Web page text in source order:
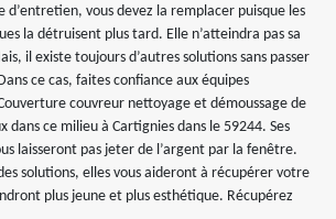
vous devez la remplacer puisque les
la détruisent plus tard. Elle n’atteindra pas sa
il existe toujours d’autres solutions sans passer
ce cas, faites confiance aux équipes
couvreur nettoyage et démoussage de
ce milieu à Cartignies dans le 59244. Ses
laisseront pas jeter de l’argent par la fenêtre.
solutions, elles vous aideront à récupérer votre
plus jeune et plus esthétique. Récupérez